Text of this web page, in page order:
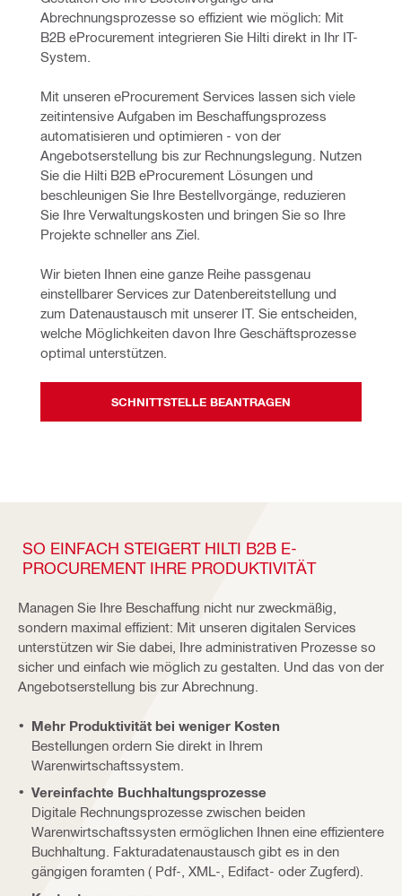
Abrechnungsprozesse so effizient wie möglich: Mit
B2B eProcurement integrieren Sie Hilti direkt in Ihr IT-
System.
Mit unseren eProcurement Services lassen sich viele
zeitintensive Aufgaben im Beschaffungsprozess
automatisieren und optimieren - von der
Angebotserstellung bis zur Rechnungslegung. Nutzen
Sie die Hilti B2B eProcurement Lösungen und
beschleunigen Sie Ihre Bestellvorgänge, reduzieren
Sie Ihre Verwaltungskosten und bringen Sie so Ihre
Projekte schneller ans Ziel.
Wir bieten Ihnen eine ganze Reihe passgenau
einstellbarer Services zur Datenbereitstellung und
zum Datenaustausch mit unserer IT. Sie entscheiden,
welche Möglichkeiten davon Ihre Geschäftsprozesse
optimal unterstützen.
SCHNITTSTELLE BEANTRAGEN
SO EINFACH STEIGERT HILTI B2B E-
PROCUREMENT IHRE PRODUKTIVITÄT
Managen Sie Ihre Beschaffung nicht nur zweckmäßig,
sondern maximal effizient: Mit unseren digitalen Services
unterstützen wir Sie dabei, Ihre administrativen Prozesse so
sicher und einfach wie möglich zu gestalten. Und das von der
Angebotserstellung bis zur Abrechnung.
Mehr Produktivität bei weniger Kosten
Bestellungen ordern Sie direkt in Ihrem
Warenwirtschaftssystem.
Vereinfachte Buchhaltungsprozesse
Digitale Rechnungsprozesse zwischen beiden
Warenwirtschaftssysten ermöglichen Ihnen eine effizientere
Buchhaltung. Fakturadatenaustausch gibt es in den
gängigen foramten ( Pdf-, XML-, Edifact- oder Zugferd).